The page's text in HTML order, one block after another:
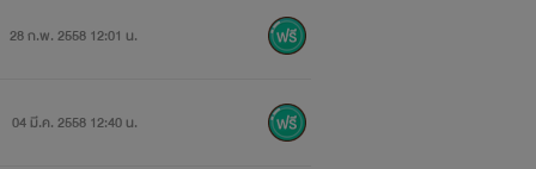
28 ก.พ. 2558 12:01 น.
04 มี.ค. 2558 12:40 น.